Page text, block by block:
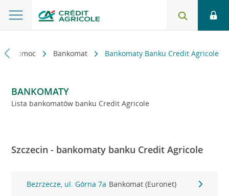
i pomoc Bankomat Bankomaty Banku Credit Agricole
BANKOMATY
Lista bankomatów banku Credit Agricole
Szczecin - bankomaty banku Credit Agricole
Bezrzecze, ul. Górna 7a Bankomat (Euronet)